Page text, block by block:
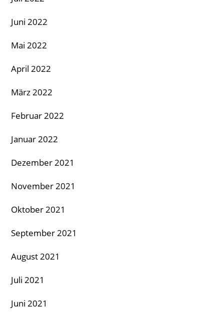
Juni 2022
Mai 2022
April 2022
März 2022
Februar 2022
Januar 2022
Dezember 2021
November 2021
Oktober 2021
September 2021
August 2021
Juli 2021
Juni 2021